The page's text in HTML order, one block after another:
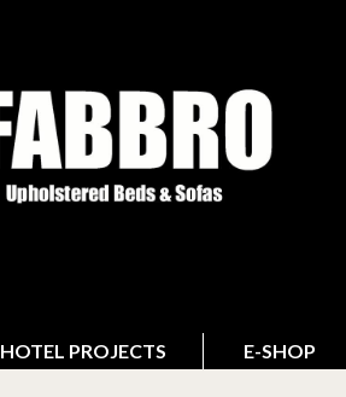
HOTEL PROJECTS E-SHOP